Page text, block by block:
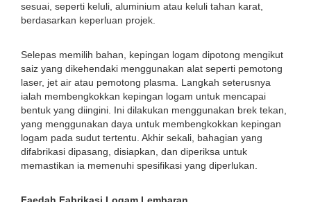
sesuai, seperti keluli, aluminium atau keluli tahan karat,
berdasarkan keperluan projek.
Selepas memilih bahan, kepingan logam dipotong mengikut
saiz yang dikehendaki menggunakan alat seperti pemotong
laser, jet air atau pemotong plasma. Langkah seterusnya
ialah membengkokkan kepingan logam untuk mencapai
bentuk yang diingini. Ini dilakukan menggunakan brek tekan,
yang menggunakan daya untuk membengkokkan kepingan
logam pada sudut tertentu. Akhir sekali, bahagian yang
difabrikasi dipasang, disiapkan, dan diperiksa untuk
memastikan ia memenuhi spesifikasi yang diperlukan.